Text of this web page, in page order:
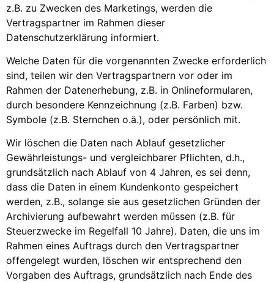
z.B. zu Zwecken des Marketings, werden die
Vertragspartner im Rahmen dieser
Datenschutzerklärung informiert.
Welche Daten für die vorgenannten Zwecke erforderlich
sind, teilen wir den Vertragspartnern vor oder im
Rahmen der Datenerhebung, z.B. in Onlineformularen,
durch besondere Kennzeichnung (z.B. Farben) bzw.
Symbole (z.B. Sternchen o.ä.), oder persönlich mit.
Wir löschen die Daten nach Ablauf gesetzlicher
Gewährleistungs- und vergleichbarer Pflichten, d.h.,
grundsätzlich nach Ablauf von 4 Jahren, es sei denn,
dass die Daten in einem Kundenkonto gespeichert
werden, z.B., solange sie aus gesetzlichen Gründen der
Archivierung aufbewahrt werden müssen (z.B. für
Steuerzwecke im Regelfall 10 Jahre). Daten, die uns im
Rahmen eines Auftrags durch den Vertragspartner
offengelegt wurden, löschen wir entsprechend den
Vorgaben des Auftrags, grundsätzlich nach Ende des